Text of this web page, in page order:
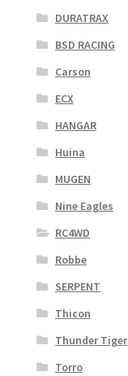
DURATRAX
BSD RACING
Carson
ECX
HANGAR
Huina
MUGEN
Nine Eagles
RC4WD
Robbe
SERPENT
Thicon
Thunder Tiger
Torro